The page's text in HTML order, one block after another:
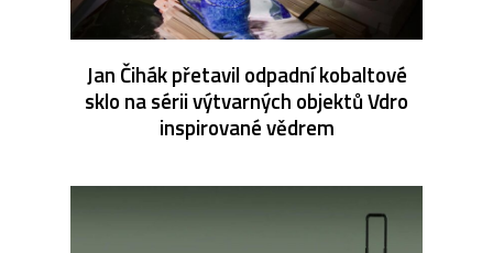
Jan Čihák přetavil odpadní kobaltové
sklo na sérii výtvarných objektů Vdro
inspirované vědrem